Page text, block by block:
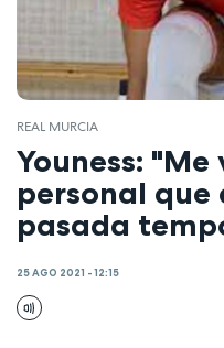
REAL MURCIA
Youness:
personal que
pasada
25 AGO 2021 - 12:15